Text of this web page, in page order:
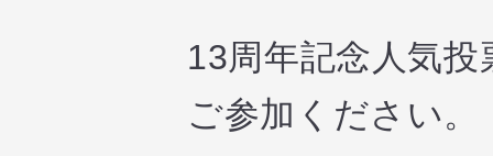
13周年記念人気
ご参加ください。